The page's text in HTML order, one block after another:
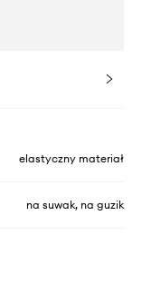
elastyczny materiał
na suwak, na guzik